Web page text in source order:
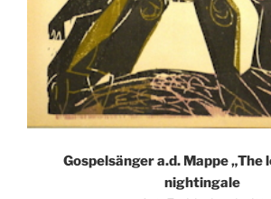
Gospelsänger a.d. Mappe „The
nightingale